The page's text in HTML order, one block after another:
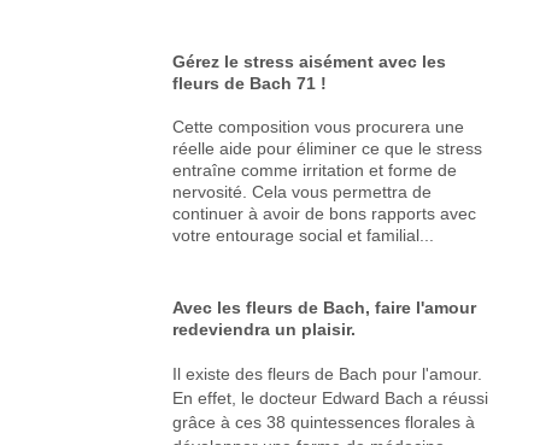
Gérez le stress aisément avec les
fleurs de Bach 71 !
Cette composition vous procurera une
réelle aide pour éliminer ce que le stress
entraîne comme irritation et forme de
nervosité. Cela vous permettra de
continuer à avoir de bons rapports avec
votre entourage social et familial...
Avec les fleurs de Bach, faire l'amour
redeviendra un plaisir.
Il existe des fleurs de Bach pour l'amour.
En effet, le docteur Edward Bach a réussi
grâce à ces 38 quintessences florales à